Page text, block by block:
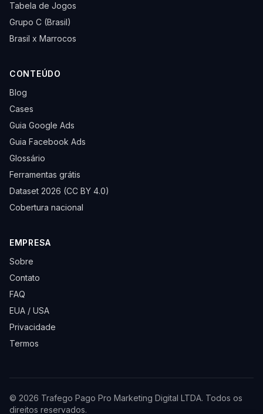
Tabela de Jogos
Grupo C (Brasil)
Brasil x Marrocos
CONTEÚDO
Blog
Cases
Guia Google Ads
Guia Facebook Ads
Glossário
Ferramentas grátis
Dataset 2026 (CC BY 4.0)
Cobertura nacional
EMPRESA
Sobre
Contato
FAQ
EUA / USA
Privacidade
Termos
© 2026 Trafego Pago Pro Marketing Digital LTDA. Todos os
direitos reservados.